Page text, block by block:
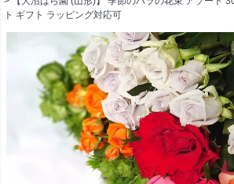
ト ギフト ラッピング対応可